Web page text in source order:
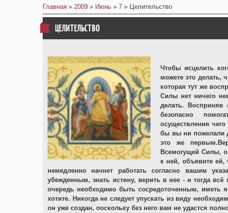
Главная » 2009 » Июнь » 7 » Целительство
ЦЕЛИТЕЛЬСТВО
Чтобы исцелить
можете это делать,
которая тут же
Силы нет ничего
делать. Восприняв
безопасно
осуществления
бы вы ни пожелали
это же
Всемогущей Силы,
к ней, объявите ей,
немедленно начнет работать согласно вашим
убежденным, знать истину, верить в нее - и тогда
очередь необходимо быть сосредоточенным, иметь
хотите. Никогда не следует упускать из виду
он уже создан, поскольку без него вам не удастся